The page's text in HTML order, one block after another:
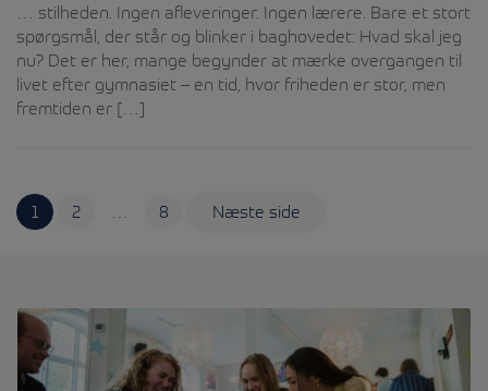
… stilheden. Ingen afleveringer. Ingen lærere. Bare et stort
spørgsmål, der står og blinker i baghovedet: Hvad skal jeg
nu? Det er her, mange begynder at mærke overgangen til
livet efter gymnasiet – en tid, hvor friheden er stor, men
fremtiden er […]
Indlægsinddeling
Side
1 Side
2 Side
8 Næste side